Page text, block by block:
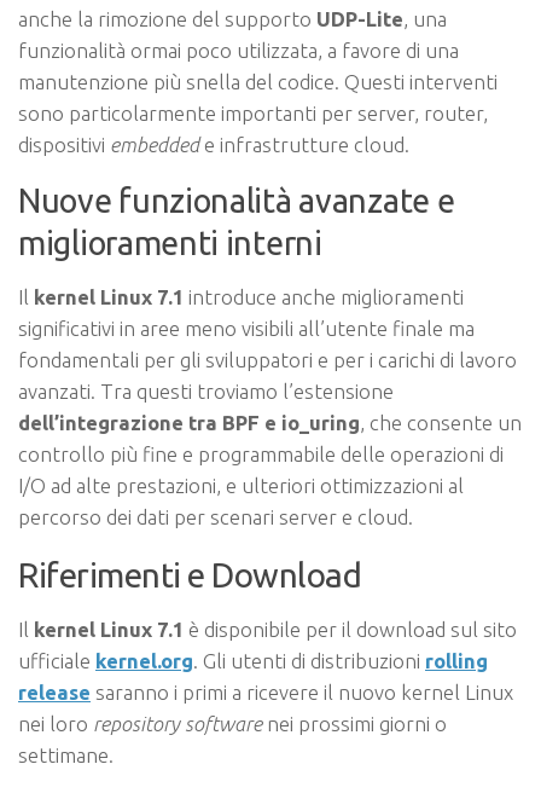
anche la rimozione del supporto UDP-Lite , una
funzionalità ormai poco utilizzata, a favore di una
manutenzione più snella del codice. Questi interventi
sono particolarmente importanti per server, router,
dispositivi embeddede infrastrutture cloud.
Nuove funzionalità avanzate e
miglioramenti interni
Il kernel Linux 7.1 introduce anche miglioramenti
significativi in aree meno visibili all’utente finale ma
fondamentali per gli sviluppatori e per i carichi di lavoro
avanzati. Tra questi troviamo l’estensione
dell’integrazione tra BPF e io_uring, che consente un
controllo più fine e programmabile delle operazioni di
I/O ad alte prestazioni, e ulteriori ottimizzazioni al
percorso dei dati per scenari server e cloud.
Riferimenti e Download
Il kernel Linux 7.1 è disponibile per il download sul sito
ufficiale kernel.org. Gli utenti di distribuzioni rolling
release saranno i primi a ricevere il nuovo kernel Linux
nei loro repository softwarenei prossimi giorni o
settimane.